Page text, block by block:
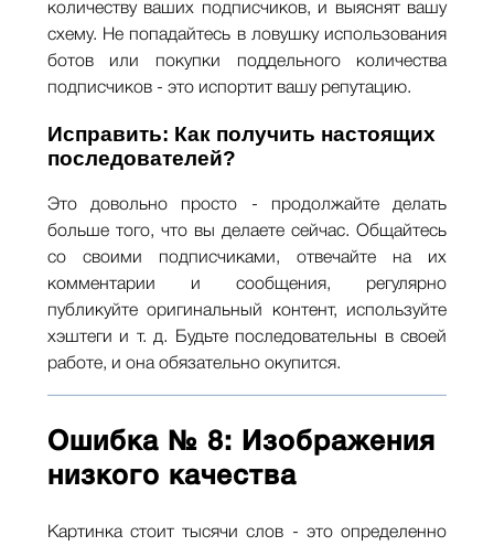
количеству ваших подписчиков, и выяснят вашу
схему. Не попадайтесь в ловушку использования
ботов или покупки поддельного количества
подписчиков - это испортит вашу репутацию.
Исправить: Как получить настоящих
последователей?
Это довольно просто - продолжайте делать
больше того, что вы делаете сейчас. Общайтесь
со своими подписчиками, отвечайте на их
комментарии и сообщения, регулярно
публикуйте оригинальный контент, используйте
хэштеги и т. д. Будьте последовательны в своей
работе, и она обязательно окупится.
Ошибка № 8: Изображения
низкого качества
Картинка стоит тысячи слов - это определенно